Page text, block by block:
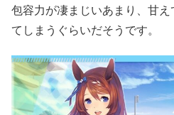
包容力が凄まじいあまり、甘
てしまうぐらいだそうです。